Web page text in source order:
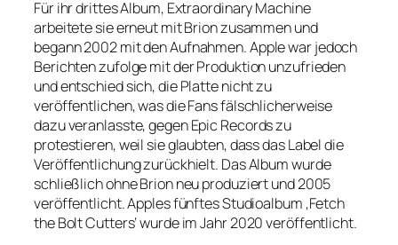
Für ihr drittes Album, Extraordinary Machine
arbeitete sie erneut mit Brion zusammen und
begann 2002 mit den Aufnahmen. Apple war jedoch
Berichten zufolge mit der Produktion unzufrieden
und entschied sich, die Platte nicht zu
veröffentlichen, was die Fans fälschlicherweise
dazu veranlasste, gegen Epic Records zu
protestieren, weil sie glaubten, dass das Label die
Veröffentlichung zurückhielt. Das Album wurde
schließlich ohne Brion neu produziert und 2005
veröffentlicht. Apples fünftes Studioalbum ‚Fetch
the Bolt Cutters‘ wurde im Jahr 2020 veröffentlicht.